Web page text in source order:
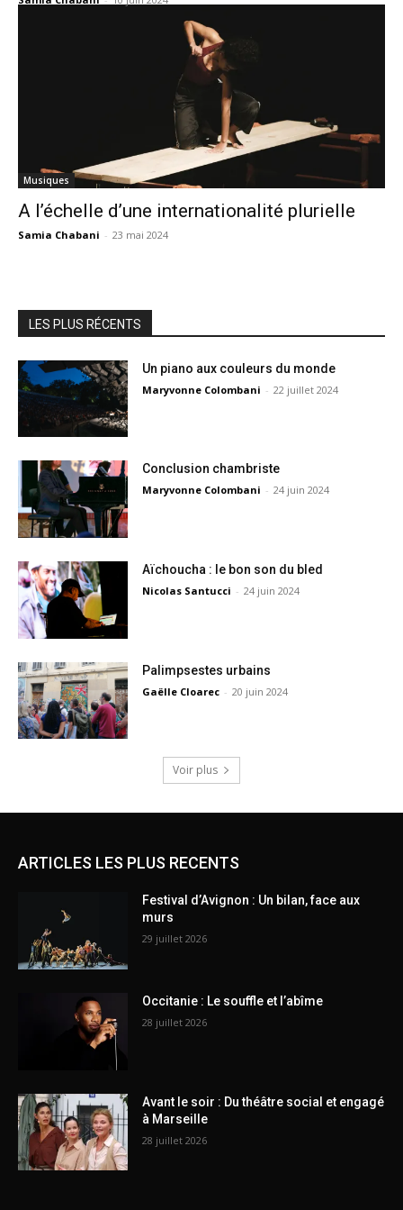
Musiques
A l’échelle d’une internationalité plurielle
Samia Chabani - 23 mai 2024
LES PLUS RÉCENTS
Un piano aux couleurs du monde
Maryvonne Colombani - 22 juillet 2024
Conclusion chambriste
Maryvonne Colombani - 24 juin 2024
Aïchoucha : le bon son du bled
Nicolas Santucci - 24 juin 2024
Palimpsestes urbains
Gaëlle Cloarec - 20 juin 2024
Voir plus
ARTICLES LES PLUS RECENTS
Festival d’Avignon : Un bilan, face aux
murs
29 juillet 2026
Occitanie : Le souffle et l’abîme
28 juillet 2026
Avant le soir : Du théâtre social et engagé
à Marseille
28 juillet 2026